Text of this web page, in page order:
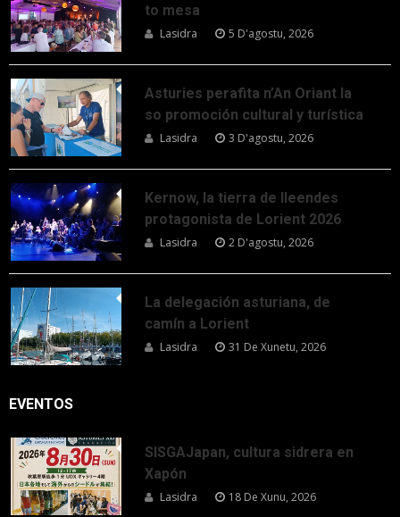
to mesa
Lasidra 5 D'agostu, 2026
Asturies perafita n’An Oriant la
so promoción cultural y turística
Lasidra 3 D'agostu, 2026
Kernow, la tierra de lleendes
protagonista de Lorient 2026
Lasidra 2 D'agostu, 2026
La delegación asturiana, de
camín a Lorient
Lasidra 31 De Xunetu, 2026
EVENTOS
SISGAJapan, cultura sidrera en
Xapón
Lasidra 18 De Xunu, 2026